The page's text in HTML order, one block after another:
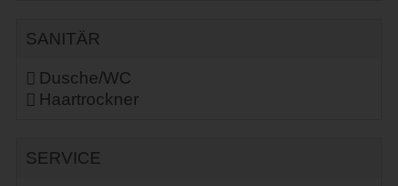
SANITÄR
Dusche/WC
Haartrockner
SERVICE